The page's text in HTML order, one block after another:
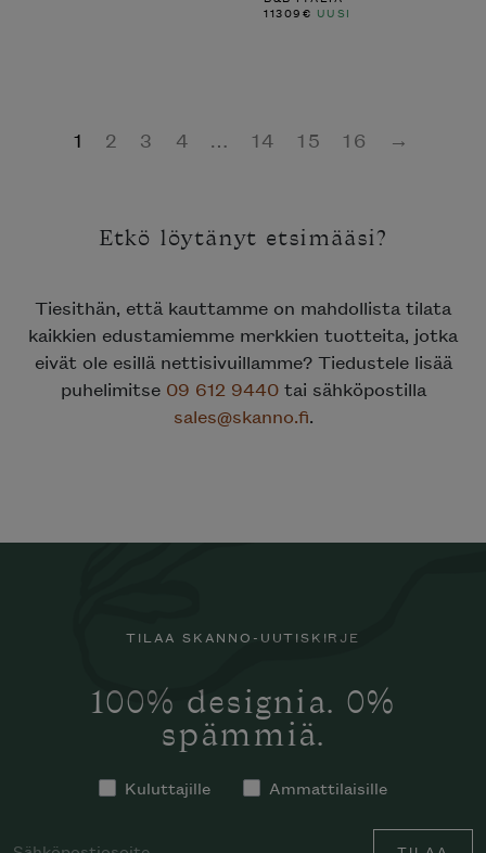
11309€ UUSI
1 2 3 4 14 15 16 →
Etkö löytänyt etsimääsi?
Tiesithän, että kauttamme on mahdollista tilata
kaikkien edustamiemme merkkien tuotteita, jotka
eivät ole esillä nettisivuillamme? Tiedustele lisää
puhelimitse 09 612 9440tai sähköpostilla
sales@skanno.fi.
TILAA SKANNO-UUTISKIRJE
100% designia. 0%
spämmiä.
Kuluttajille Ammattilaisille